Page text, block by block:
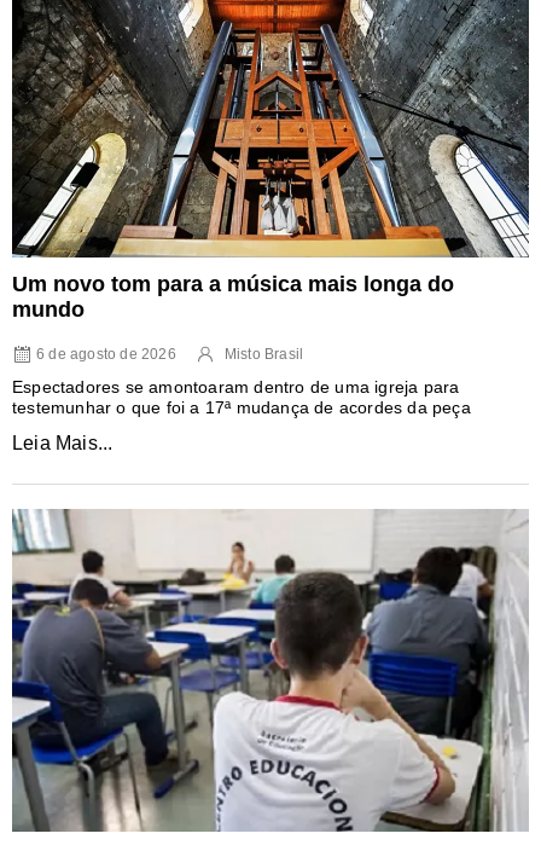
Um novo tom para a música mais longa do
mundo
6 de agosto de 2026 Misto Brasil
Espectadores se amontoaram dentro de uma igreja para
testemunhar o que foi a 17ª mudança de acordes da peça
Leia Mais...